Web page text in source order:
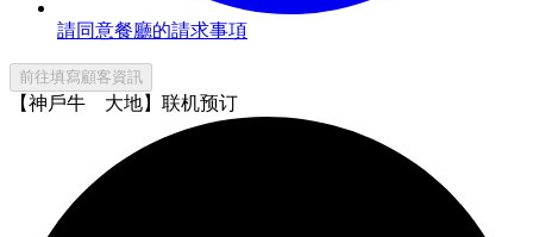
請同意餐廳的請求事項
前往填寫顧客資訊
【神戶牛 大地】联机预订